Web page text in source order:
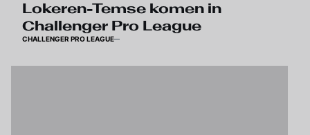
Lokeren-Temse komen in
Challenger Pro League
CHALLENGER PRO LEAGUE